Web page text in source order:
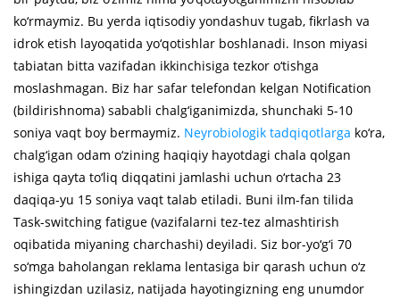
ko‘rmaymiz. Bu yerda iqtisodiy yondashuv tugab, fikrlash va
idrok etish layoqatida yo‘qotishlar boshlanadi. Inson miyasi
tabiatan bitta vazifadan ikkinchisiga tezkor o‘tishga
moslashmagan. Biz har safar telefondan kelgan Notification
(bildirishnoma) sababli chalg‘iganimizda, shunchaki 5-10
soniya vaqt boy bermaymiz. Neyrobiologik tadqiqotlarga ko‘ra,
chalg‘igan odam o‘zining haqiqiy hayotdagi chala qolgan
ishiga qayta to‘liq diqqatini jamlashi uchun o‘rtacha 23
daqiqa-yu 15 soniya vaqt talab etiladi. Buni ilm-fan tilida
Task-switching fatigue (vazifalarni tez-tez almashtirish
oqibatida miyaning charchashi) deyiladi. Siz bor-yo‘g‘i 70
so‘mga baholangan reklama lentasiga bir qarash uchun o‘z
ishingizdan uzilasiz, natijada hayotingizning eng unumdor